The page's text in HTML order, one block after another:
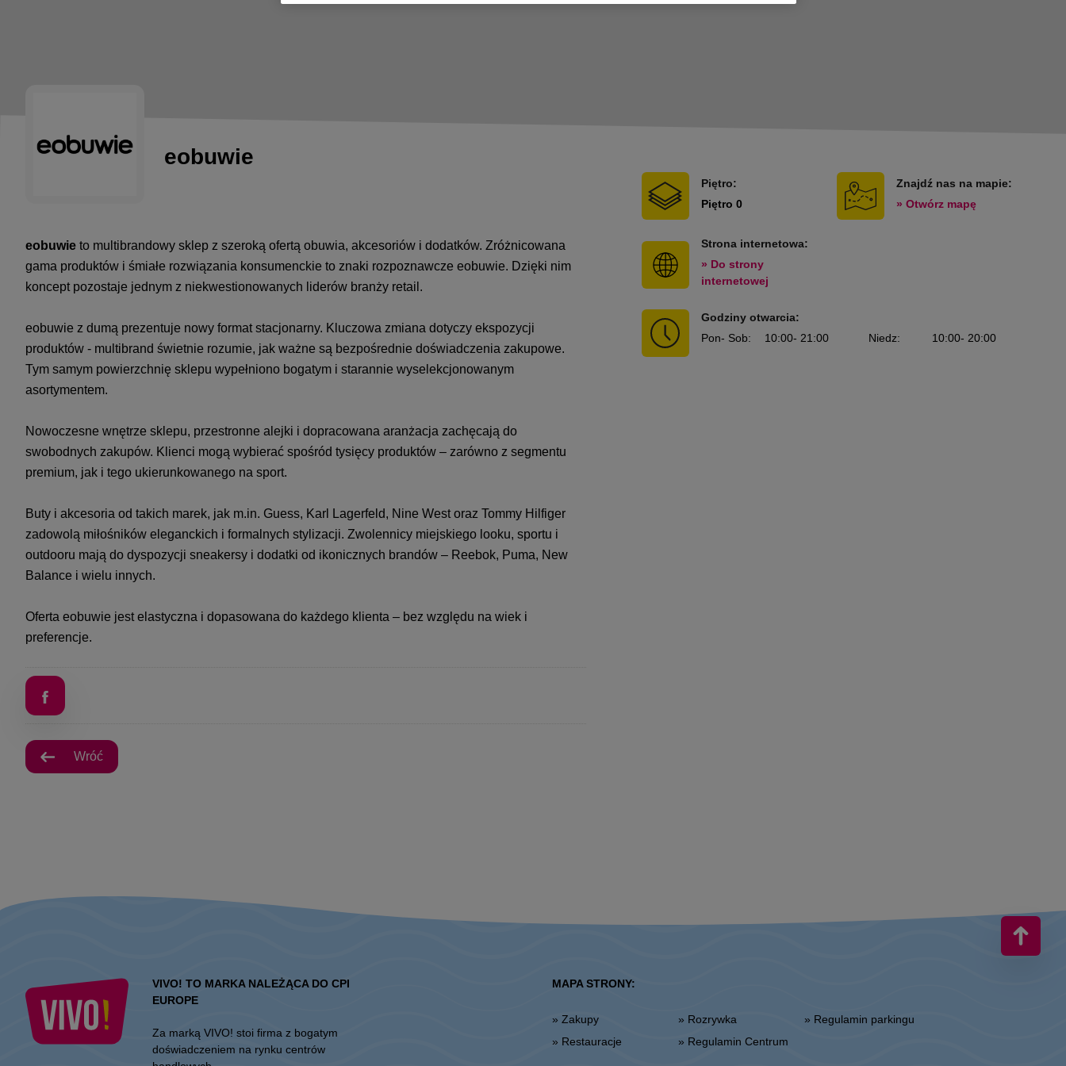
eobuwie
eobuwie to multibrandowy sklep z szeroką ofertą obuwia, akcesoriów i dodatków. Zróżnicowana
gama produktów i śmiałe rozwiązania konsumenckie to znaki rozpoznawcze eobuwie. Dzięki nim
koncept pozostaje jednym z niekwestionowanych liderów branży retail.
eobuwie z dumą prezentuje nowy format stacjonarny. Kluczowa zmiana dotyczy ekspozycji
produktów - multibrand świetnie rozumie, jak ważne są bezpośrednie doświadczenia zakupowe.
Tym samym powierzchnię sklepu wypełniono bogatym i starannie wyselekcjonowanym
asortymentem.
Nowoczesne wnętrze sklepu, przestronne alejki i dopracowana aranżacja zachęcają do
swobodnych zakupów. Klienci mogą wybierać spośród tysięcy produktów – zarówno z segmentu
premium, jak i tego ukierunkowanego na sport.
Buty i akcesoria od takich marek, jak m.in. Guess, Karl Lagerfeld, Nine West oraz Tommy Hilfiger
zadowolą miłośników eleganckich i formalnych stylizacji. Zwolennicy miejskiego looku, sportu i
outdooru mają do dyspozycji sneakersy i dodatki od ikonicznych brandów – Reebok, Puma, New
Balance i wielu innych.
Oferta eobuwie jest elastyczna i dopasowana do każdego klienta – bez względu na wiek i
preferencje.
Wróć
Piętro:
Piętro 0
Znajdź nas na mapie:
» Otwórz mapę
Strona internetowa:
» Do strony
internetowej
Godziny otwarcia:
Pon- Sob: 10:00- 21:00 Niedz: 10:00- 20:00
VIVO! TO MARKA NALEŻĄCA DO CPI
EUROPE
Za marką VIVO! stoi firma z bogatym
doświadczeniem na rynku centrów
MAPA STRONY:
» Zakupy
» Restauracje
» Rozrywka
» Regulamin Centrum
» Regulamin parkingu